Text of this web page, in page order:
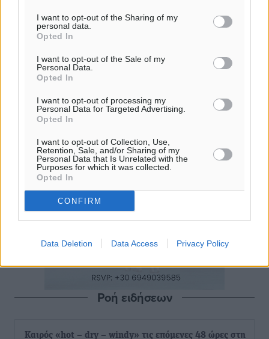
I want to opt-out of the Sharing of my
personal data.
Opted In
I want to opt-out of the Sale of my
Personal Data.
Opted In
I want to opt-out of processing my
Personal Data for Targeted Advertising.
Opted In
I want to opt-out of Collection, Use,
Retention, Sale, and/or Sharing of my
Personal Data that Is Unrelated with the
Purposes for which it was collected.
Opted In
CONFIRM
Data Deletion Data Access Privacy Policy
Ροή ειδήσεων
Καιρός «hot – dry – windy» τις επόμενες 48 ώρες στη